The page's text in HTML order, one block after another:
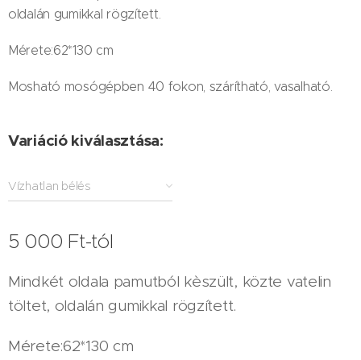
oldalán gumikkal rögzített.
Mérete:62*130 cm
Mosható mosógépben 40 fokon, szárítható, vasalható.
Variáció kiválasztása:
Vízhatlan bélés
5 000 Ft-tól
Mindkét oldala pamutból kèszült, közte vatelin
töltet, oldalán gumikkal rögzített.
Mérete:62*130 cm